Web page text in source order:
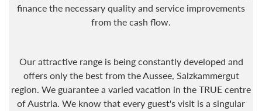
finance the necessary quality and service improvements
from the cash flow.
Our attractive range is being constantly developed and
offers only the best from the Aussee, Salzkammergut
region. We guarantee a varied vacation in the TRUE centre
of Austria. We know that every guest's visit is a singular